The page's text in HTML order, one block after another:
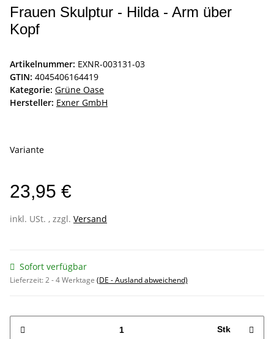
Frauen Skulptur - Hilda - Arm über
Kopf
Artikelnummer: EXNR-003131-03
GTIN: 4045406164419
Kategorie: Grüne Oase
Hersteller: Exner GmbH
Variante
23,95 €
inkl. USt. , zzgl. Versand
Sofort verfügbar
Lieferzeit:2 - 4 Werktage (DE - Ausland abweichend)
Stk